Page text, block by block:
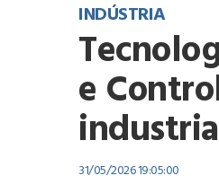
INDÚSTRIA
e
31/05/2026 19:05:00